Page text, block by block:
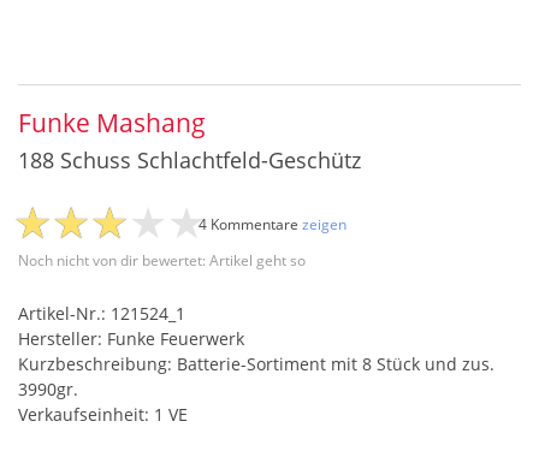
Funke Mashang
188 Schuss Schlachtfeld-Geschütz
Noch nicht von dir bewertet: Artikel geht so
4 Kommentare zeigen
Artikel-Nr.: 121524_1
Hersteller: Funke Feuerwerk
Kurzbeschreibung: Batterie-Sortiment mit 8 Stück und zus.
3990gr.
Verkaufseinheit: 1 VE